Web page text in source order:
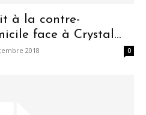
à la contre-
face à Crystal...
2018 0